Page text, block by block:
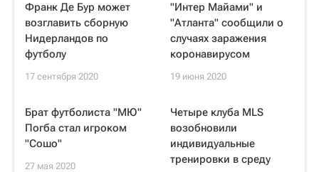
Франк Де Бур может
возглавить сборную
Нидерландов по
футболу
17 сентября 2020
"Интер Майами" и
"Атланта" сообщили о
случаях заражения
коронавирусом
19 июня 2020
Брат футболиста "МЮ"
Погба стал игроком
"Сошо"
27 мая 2020
Четыре клуба MLS
возобновили
индивидуальные
тренировки в среду